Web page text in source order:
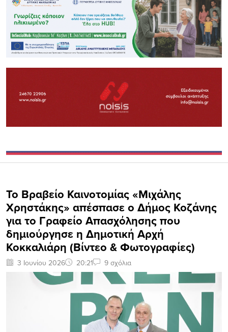
Το Βραβείο Καινοτομίας «Μιχάλης
Χρηστάκης» απέσπασε ο Δήμος Κοζάνης
για το Γραφείο Απασχόλησης που
δημιούργησε η Δημοτική Αρχή
Κοκκαλιάρη (Βίντεο & Φωτογραφίες)
3 Ιουνίου 2026 20:21 9 σχόλια